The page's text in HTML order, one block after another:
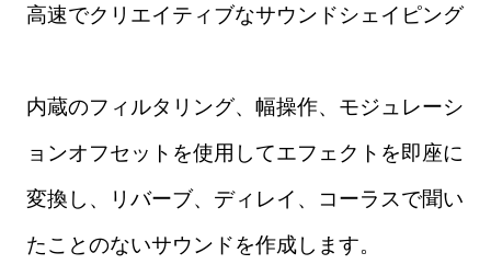
高速でクリエイティブなサウンドシェイピング
内蔵のフィルタリング、幅操作、モジュレーシ
ョンオフセットを使用してエフェクトを即座に
変換し、リバーブ、ディレイ、コーラスで聞い
たことのないサウンドを作成します。